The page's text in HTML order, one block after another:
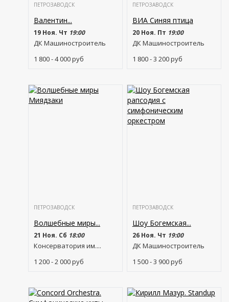
ПЕТРОЗАВОДСК
Валентин...
19 Ноя. Чт 19:00
ДК Машиностроитель
1 800 - 4 000руб
ПЕТРОЗАВОДСК
ВИА Синяя птица
20 Ноя. Пт 19:00
ДК Машиностроитель
1 800 - 3 200руб
ПЕТРОЗАВОДСК
Волшебные миры...
21 Ноя. Сб 18:00
Консерватория им....
1 200 - 2 000руб
ПЕТРОЗАВОДСК
Шоу Богемская...
26 Ноя. Чт 19:00
ДК Машиностроитель
1 500 - 3 900руб